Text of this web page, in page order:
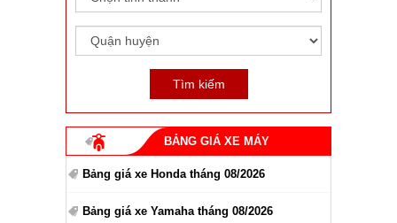
BẢNG GIÁ XE MÁY
Bảng giá xe Honda tháng 08/2026
Bảng giá xe Yamaha tháng 08/2026